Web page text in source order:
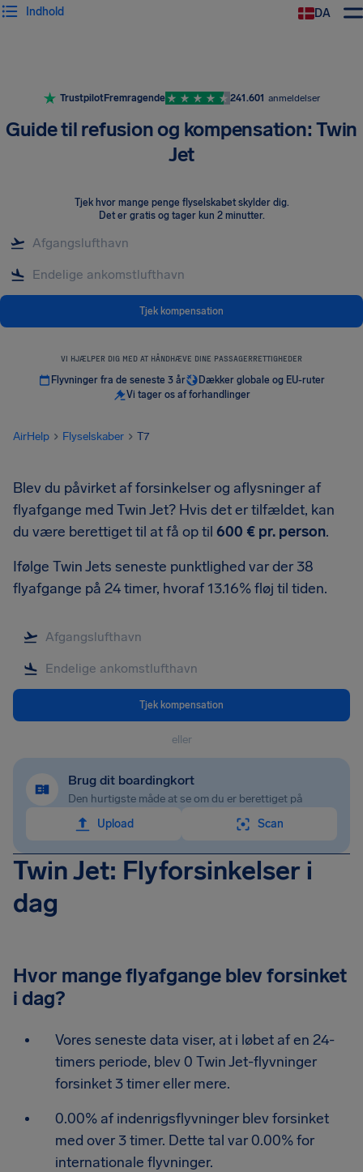
DA
Indhold
TrustpilotFremragende 241.601 anmeldelser
Guide til refusion og kompensation: Twin
Jet
Tjek hvor mange penge flyselskabet skylder dig.
Det er gratis og tager kun 2 minutter.
Tjek kompensation
VI HJÆLPER DIG MED AT HÅNDHÆVE DINE PASSAGERRETTIGHEDER
Flyvninger fra de seneste 3 år
Dækker globale og EU-ruter
Vi tager os af forhandlinger
AirHelp Flyselskaber T7
Blev du påvirket af forsinkelser og aflysninger af
flyafgange med Twin Jet? Hvis det er tilfældet, kan
du være berettiget til at få op til 600 € pr. person.
Ifølge Twin Jets seneste punktlighed var der 38
flyafgange på 24 timer, hvoraf 13.16% fløj til tiden.
Tjek kompensation
eller
Brug dit boardingkort
Den hurtigste måde at se om du er berettiget på
Upload
Scan
Twin Jet: Flyforsinkelser i
dag
Hvor mange flyafgange blev forsinket
i dag?
Vores seneste data viser, at i løbet af en 24-
timers periode, blev 0 Twin Jet-flyvninger
forsinket 3 timer eller mere.
0.00% af indenrigsflyvninger blev forsinket
med over 3 timer. Dette tal var 0.00% for
internationale flyvninger.